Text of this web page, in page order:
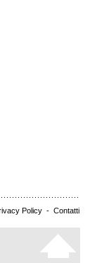
Policy - Contatti